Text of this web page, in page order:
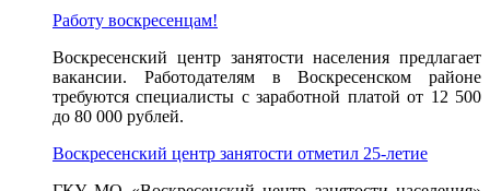
Работу воскресенцам!
Воскресенский центр занятости населения предлагает
вакансии. Работодателям в Воскресенском районе
требуются специалисты с заработной платой от 12 500
до 80 000 рублей.
Воскресенский центр занятости отметил 25-летие